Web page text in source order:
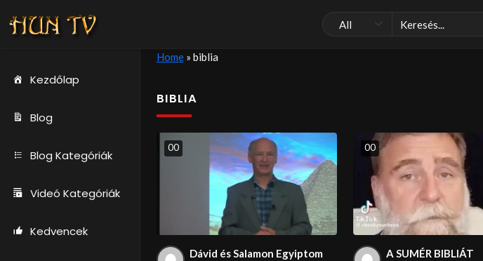
Kezdőlap
Blog
Blog Kategóriák
Videó Kategóriák
Kedvencek
Home» biblia
BIBLIA
00
Dávid és Salamon Egyiptom
00
A SUMÉR BIBLIÁT